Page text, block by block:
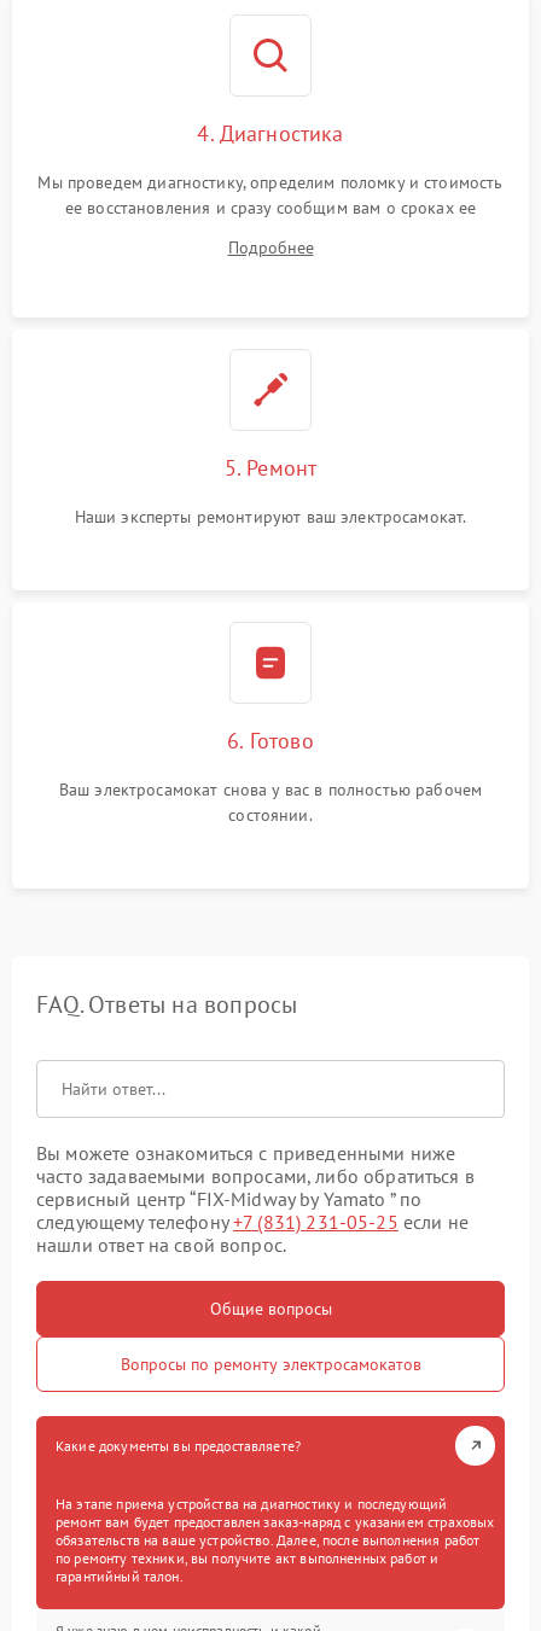
4. Диагностика
Мы проведем диагностику, определим поломку и стоимость
ее восстановления и сразу сообщим вам о сроках ее
Подробнее
5. Ремонт
Наши эксперты ремонтируют ваш электросамокат.
6. Готово
Ваш электросамокат снова у вас в полностью рабочем
состоянии.
FAQ. Ответы на вопросы
Вы можете ознакомиться с приведенными ниже
часто задаваемыми вопросами, либо обратиться в
сервисный центр “FIX-Midway by Yamato ” по
следующему телефону+7 (831) 231-05-25 если не
нашли ответ на свой вопрос.
Общие вопросы
Вопросы по ремонту электросамокатов
Какие документы вы предоставляете?
На этапе приема устройства на диагностику и последующий
ремонт вам будет предоставлен заказ-наряд с указанием страховых
обязательств на ваше устройство. Далее, после выполнения работ
по ремонту техники, вы получите акт выполненных работ и
гарантийный талон.